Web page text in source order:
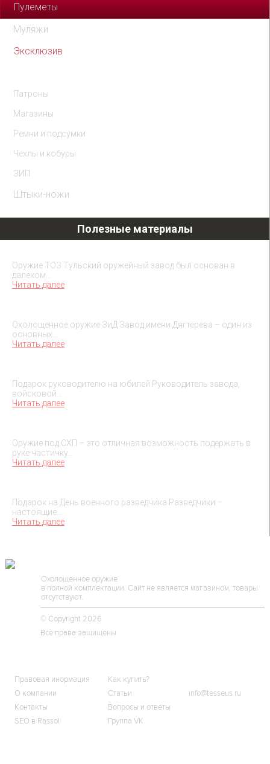
Пулеметы
Муляжи
Эксклюзив
Патроны
Магазины
Ремни и подсумки
Чехлы и кобуры
ЗИП
Штыки-ножи
Полезные материалы
Оружие ТОЗ Тульский оружейный завод был основан в
далеком…
Читать далее
Охолощенное оружие ЗиД Завод имени Дягтерева – один из
основных…
Читать далее
Подарок руководителю на юбилей Руководитель завода,
войсковой…
Читать далее
Оружие под СХП – это отличная возможность подержать в
руке частичку…
Читать далее
Подарок на День военного разведчика Разведчики –
настоящие…
Читать далее
Охолощенное оружие
в полной комплектации. Сайт не является магазином, товары
отсутствуют.
© Copyright 2026
Все права защищены
Правовая инормация
О компании
Контакты
SEO в Rassol
Как купить?
Статьи
Вопросы и ответы
Группа VK
info@tesseus.ru